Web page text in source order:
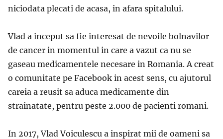
niciodata plecati de acasa, in afara spitalului.
Vlad a inceput sa fie interesat de nevoile bolnavilor
de cancer in momentul in care a vazut ca nu se
gaseau medicamentele necesare in Romania. A creat
o comunitate pe Facebook in acest sens, cu ajutorul
careia a reusit sa aduca medicamente din
strainatate, pentru peste 2.000 de pacienti romani.
In 2017, Vlad Voiculescu a inspirat mii de oameni sa